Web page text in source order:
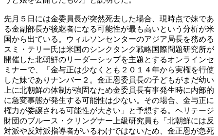
先月５日には金委員長が突然死去した場合、現時点で妹であ
る金副部長が後継者になる可能性が最も高いという分析が米
国から出ている。ウィルソンセンターのアジア局長を務める
スミ・テリー氏は米国のシンクタンク戦略国際問題研究所が
開催した北朝鮮のリーダーシップを主題とするオンラインセ
ミナーで、「金与正は少なくとも２０１４年から実権を行使
した妹でありナンバー２。金正恩委員長の子どもがまだ幼い
上に北朝鮮の体制が強固なため金委員長有事発生時に内部的
に急変事態が発生する可能性は少ない。その場合、金与正に
権力が委譲される可能性が大きい」と予想する。ヘリテージ
財団のブルース・クリングナー上級研究員も「北朝鮮には反
対派や反対派指導者がいるわけではないため、金正恩が急死